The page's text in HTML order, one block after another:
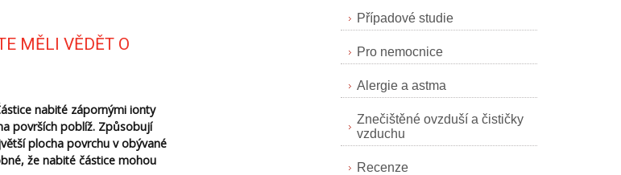
MĚLI VĚDĚT O
nabité zápornými ionty
površích poblíž. Způsobují
plocha povrchu v obývané
že nabité částice mohou
Případové studie
Pro nemocnice
Alergie a astma
Znečištěné ovzduší a čističky
vzduchu
Recenze